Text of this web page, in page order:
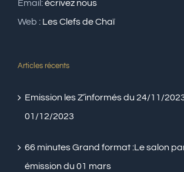
Email:écrivez nous
Web : Les Clefs de Chaï
Articles récents
Emission les Z’informés du 24/11/
01/12/2023
66 minutes Grand format :Le salon
émission du 01 mars